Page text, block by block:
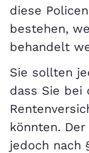
diese
bestehen,
behandelt
Sie sollten
dass Sie bei
könnten.
jedoch nach